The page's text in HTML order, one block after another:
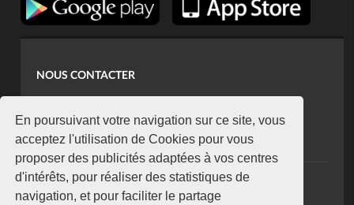
En poursuivant votre navigation sur ce site, vous
acceptez l'utilisation de Cookies pour vous
proposer des publicités adaptées à vos centres
d'intérêts, pour réaliser des statistiques de
navigation, et pour faciliter le partage
NOUS CONTACTER
koaci@yahoo.fr
+225 07 08 85 52 93
NEWSLETTER